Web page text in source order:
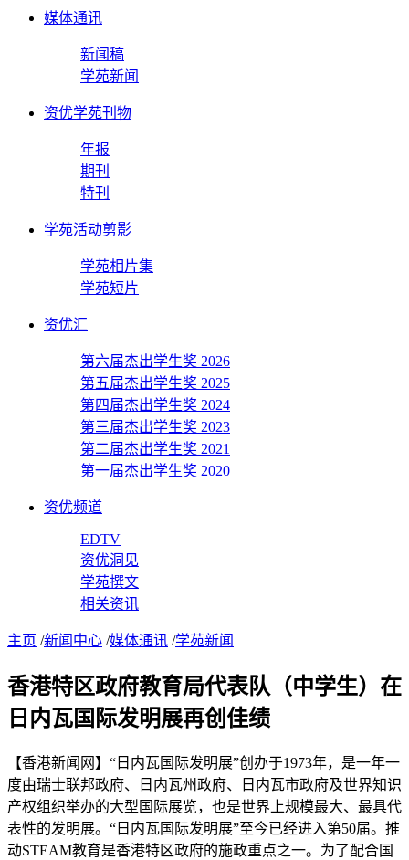
媒体通讯
新闻稿
学苑新闻
资优学苑刊物
年报
期刊
特刊
学苑活动剪影
学苑相片集
学苑短片
资优汇
第六届杰出学生奖 2026
第五届杰出学生奖 2025
第四届杰出学生奖 2024
第三届杰出学生奖 2023
第二届杰出学生奖 2021
第一届杰出学生奖 2020
资优频道
EDTV
资优洞见
学苑撰文
相关资讯
主页 /新闻中心 /媒体通讯 /学苑新闻
香港特区政府教育局代表队（中学生）在
日内瓦国际发明展再创佳绩
【香港新闻网】“日内瓦国际发明展”创办于1973年，是一年一
度由瑞士联邦政府、日内瓦州政府、日内瓦市政府及世界知识
产权组织举办的大型国际展览，也是世界上规模最大、最具代
表性的发明展。“日内瓦国际发明展”至今已经进入第50届。推
动STEAM教育是香港特区政府的施政重点之一。为了配合国